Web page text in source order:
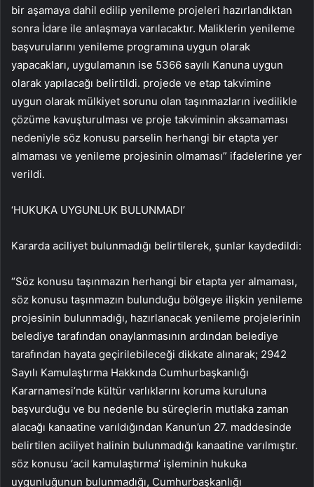
bir aşamaya dahil edilip yenileme projeleri hazırlandıktan
sonra İdare ile anlaşmaya varılacaktır. Maliklerin yenileme
başvurularını yenileme programına uygun olarak
yapacakları, uygulamanın ise 5366 sayılı Kanuna uygun
olarak yapılacağı belirtildi. projede ve etap takvimine
uygun olarak mülkiyet sorunu olan taşınmazların ivedilikle
çözüme kavuşturulması ve proje takviminin aksamaması
nedeniyle söz konusu parselin herhangi bir etapta yer
almaması ve yenileme projesinin olmaması” ifadelerine yer
verildi.
‘HUKUKA UYGUNLUK BULUNMADI’
Kararda aciliyet bulunmadığı belirtilerek, şunlar kaydedildi:
“Söz konusu taşınmazın herhangi bir etapta yer almaması,
söz konusu taşınmazın bulunduğu bölgeye ilişkin yenileme
projesinin bulunmadığı, hazırlanacak yenileme projelerinin
belediye tarafından onaylanmasının ardından belediye
tarafından hayata geçirilebileceği dikkate alınarak; 2942
Sayılı Kamulaştırma Hakkında Cumhurbaşkanlığı
Kararnamesi’nde kültür varlıklarını koruma kuruluna
başvurduğu ve bu nedenle bu süreçlerin mutlaka zaman
alacağı kanaatine varıldığından Kanun’un 27. maddesinde
belirtilen aciliyet halinin bulunmadığı kanaatine varılmıştır.
söz konusu ‘acil kamulaştırma’ işleminin hukuka
uygunluğunun bulunmadığı, Cumhurbaşkanlığı